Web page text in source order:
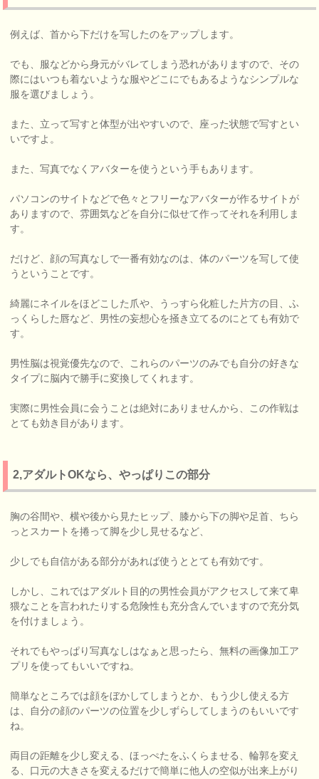
例えば、首から下だけを写したのをアップします。
でも、服などから身元がバレてしまう恐れがありますので、その
際にはいつも着ないような服やどこにでもあるようなシンプルな
服を選びましょう。
また、立って写すと体型が出やすいので、座った状態で写すとい
いですよ。
また、写真でなくアバターを使うという手もあります。
パソコンのサイトなどで色々とフリーなアバターが作るサイトが
ありますので、雰囲気などを自分に似せて作ってそれを利用しま
す。
だけど、顔の写真なしで一番有効なのは、体のパーツを写して使
うということです。
綺麗にネイルをほどこした爪や、うっすら化粧した片方の目、ふ
っくらした唇など、男性の妄想心を掻き立てるのにとても有効で
す。
男性脳は視覚優先なので、これらのパーツのみでも自分の好きな
タイプに脳内で勝手に変換してくれます。
実際に男性会員に会うことは絶対にありませんから、この作戦は
とても効き目があります。
2,アダルトOKなら、やっぱりこの部分
胸の谷間や、横や後から見たヒップ、膝から下の脚や足首、ちら
っとスカートを捲って脚を少し見せるなど、
少しでも自信がある部分があれば使うととても有効です。
しかし、これではアダルト目的の男性会員がアクセスして来て卑
猥なことを言われたりする危険性も充分含んでいますので充分気
を付けましょう。
それでもやっぱり写真なしはなぁと思ったら、無料の画像加工ア
プリを使ってもいいですね。
簡単なところでは顔をぼかしてしまうとか、もう少し使える方
は、自分の顔のパーツの位置を少しずらしてしまうのもいいです
ね。
両目の距離を少し変える、ほっぺたをふくらませる、輪郭を変え
る、口元の大きさを変えるだけで簡単に他人の空似が出来上がり